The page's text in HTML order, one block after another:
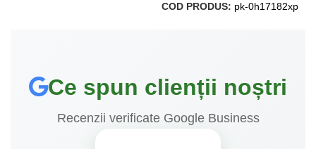
COD PRODUS: pk-0h17182xp
Ce spun clienții noștri
Recenzii verificate Google Business